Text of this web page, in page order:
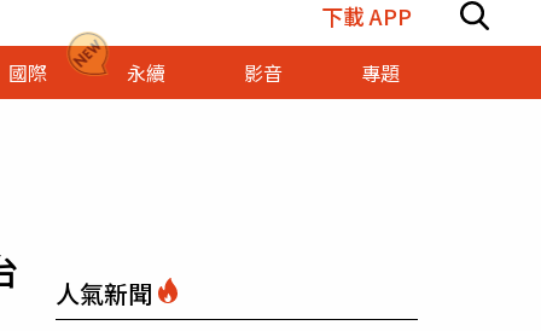
下載 APP
國際 永續 影音 專題
人氣新聞